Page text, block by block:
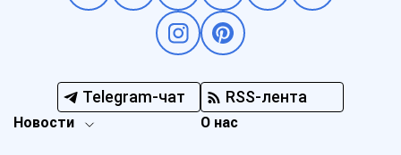
Telegram-чат RSS-лента
Новости О нас